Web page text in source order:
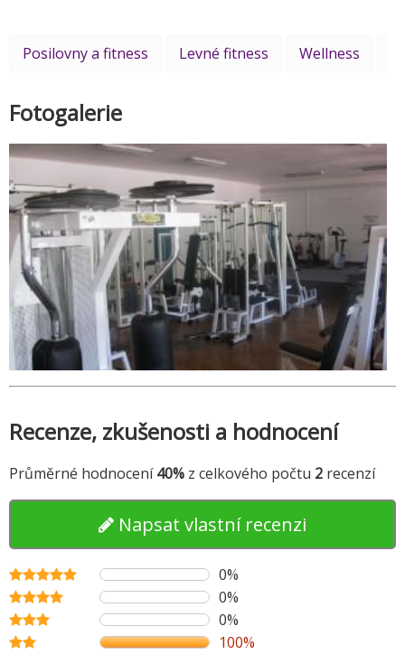
Posilovny a fitness Levné fitness Wellness
Fotogalerie
Recenze, zkušenosti a hodnocení
Průměrné hodnocení40% z celkového počtu 2 recenzí
Napsat vlastní recenzi
0%
0%
0%
100%